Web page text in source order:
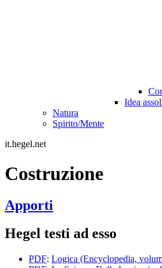
Idea
Natura
Spirito/Mente
it.hegel.net
Costruzione
Apporti
Hegel testi ad esso
PDF: Logica (Encyclopedia,